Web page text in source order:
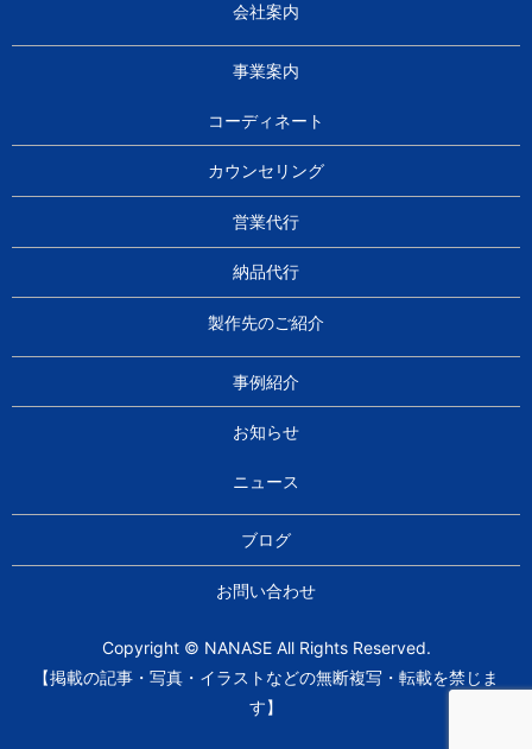
会社案内
事業案内
コーディネート
カウンセリング
営業代行
納品代行
製作先のご紹介
事例紹介
お知らせ
ニュース
ブログ
お問い合わせ
Copyright © NANASE All Rights Reserved.
【掲載の記事・写真・イラストなどの無断複写・転載を禁じま
す】